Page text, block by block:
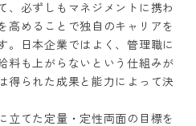
、必ずしもマネジメントに携わ
高めることで独自のキャリアを
。日本企業ではよく、管理職に
料も上がらないという仕組みが
得られた成果と能力によって決
立てた定量・定性両面の目標を